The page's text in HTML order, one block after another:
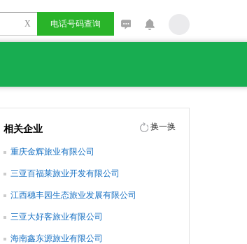
X 电话号码查询
相关企业 换一换
重庆金辉旅业有限公司
三亚百福莱旅业开发有限公司
江西穗丰园生态旅业发展有限公司
三亚大好客旅业有限公司
海南鑫东源旅业有限公司